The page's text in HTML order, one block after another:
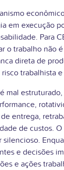
em execução
Para
o trabalho não
direta de
trabalhista
mal
entrega,
de custos.
silencioso.
e decisões
e ações